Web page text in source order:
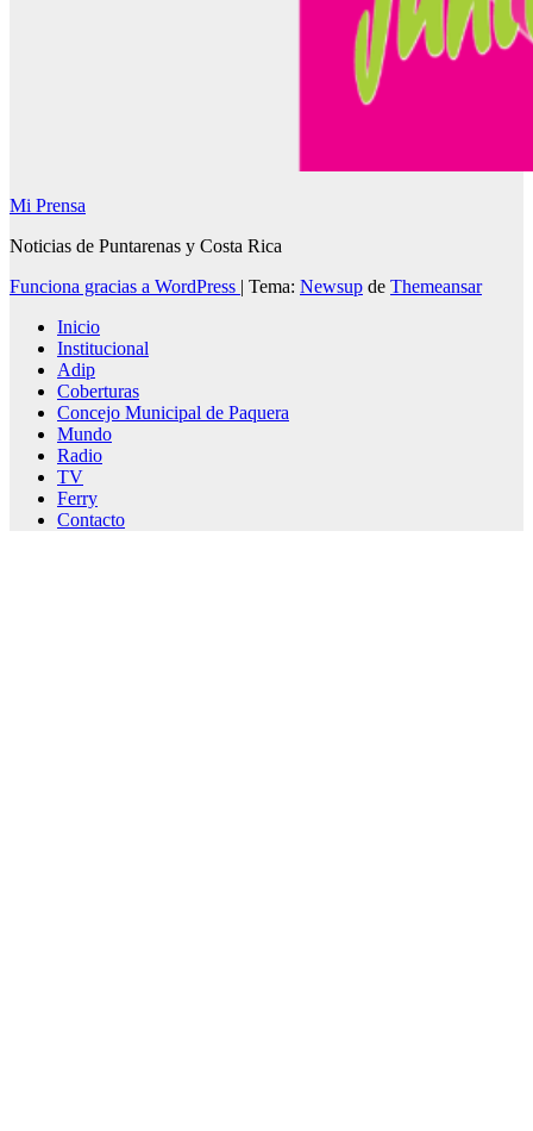
Mi Prensa
Noticias de Puntarenas y Costa Rica
Funciona gracias a WordPress | Tema: Newsup de Themeansar
Inicio
Institucional
Adip
Coberturas
Concejo Municipal de Paquera
Mundo
Radio
TV
Ferry
Contacto